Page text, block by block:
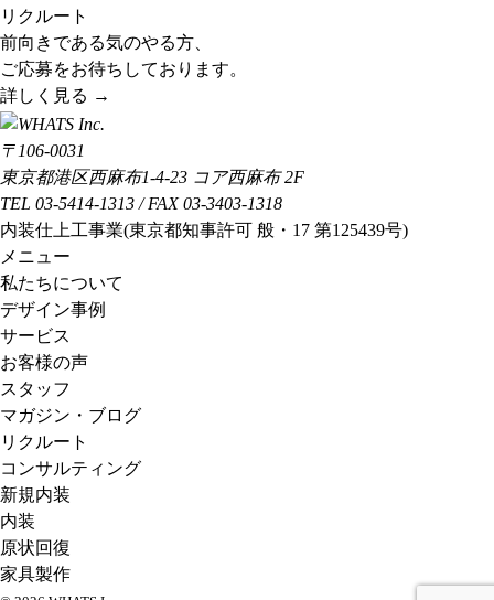
リクルート
前向きである気のやる方、
ご応募をお待ちしております。
詳しく見る →
〒106-0031
東京都港区西麻布1-4-23 コア西麻布 2F
TEL 03-5414-1313 / FAX 03-3403-1318
内装仕上工事業(東京都知事許可 般・17 第125439号)
メニュー
私たちについて
デザイン事例
サービス
お客様の声
スタッフ
マガジン・ブログ
リクルート
コンサルティング
新規内装
内装
原状回復
家具製作